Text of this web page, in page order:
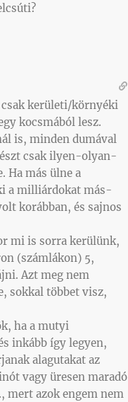
kerületi/környéki
kocsmából lesz.
is, minden dumával
csak ilyen-olyan-
Ha más ülne a
a milliárdokat más-
korábban, és sajnos
mi is sorra kerülünk,
(számlákon) 5,
Azt meg nem
sokkal többet visz,
ha a mutyi
inkább így legyen,
alagutakat az
vagy üresen maradó
mert azok engem nem